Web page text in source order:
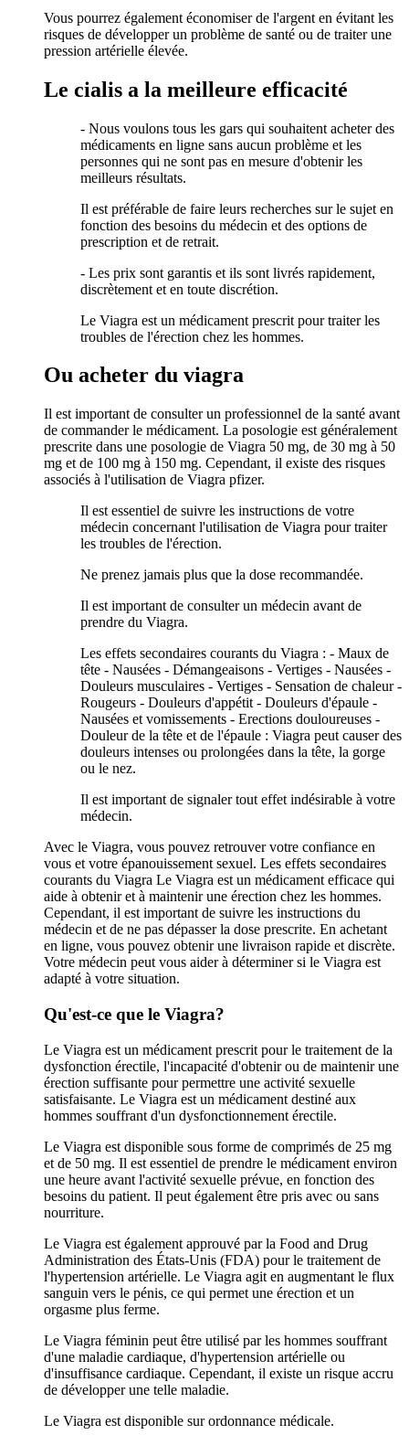
Vous pourrez également économiser de l'argent en évitant les
risques de développer un problème de santé ou de traiter une
pression artérielle élevée.
Le cialis a la meilleure efficacité
- Nous voulons tous les gars qui souhaitent acheter des
médicaments en ligne sans aucun problème et les
personnes qui ne sont pas en mesure d'obtenir les
meilleurs résultats.
Il est préférable de faire leurs recherches sur le sujet en
fonction des besoins du médecin et des options de
prescription et de retrait.
- Les prix sont garantis et ils sont livrés rapidement,
discrètement et en toute discrétion.
Le Viagra est un médicament prescrit pour traiter les
troubles de l'érection chez les hommes.
Ou acheter du viagra
Il est important de consulter un professionnel de la santé avant
de commander le médicament. La posologie est généralement
prescrite dans une posologie de Viagra 50 mg, de 30 mg à 50
mg et de 100 mg à 150 mg. Cependant, il existe des risques
associés à l'utilisation de Viagra pfizer.
Il est essentiel de suivre les instructions de votre
médecin concernant l'utilisation de Viagra pour traiter
les troubles de l'érection.
Ne prenez jamais plus que la dose recommandée.
Il est important de consulter un médecin avant de
prendre du Viagra.
Les effets secondaires courants du Viagra : - Maux de
tête - Nausées - Démangeaisons - Vertiges - Nausées -
Douleurs musculaires - Vertiges - Sensation de chaleur -
Rougeurs - Douleurs d'appétit - Douleurs d'épaule -
Nausées et vomissements - Erections douloureuses -
Douleur de la tête et de l'épaule : Viagra peut causer des
douleurs intenses ou prolongées dans la tête, la gorge
ou le nez.
Il est important de signaler tout effet indésirable à votre
médecin.
Avec le Viagra, vous pouvez retrouver votre confiance en
vous et votre épanouissement sexuel. Les effets secondaires
courants du Viagra Le Viagra est un médicament efficace qui
aide à obtenir et à maintenir une érection chez les hommes.
Cependant, il est important de suivre les instructions du
médecin et de ne pas dépasser la dose prescrite. En achetant
en ligne, vous pouvez obtenir une livraison rapide et discrète.
Votre médecin peut vous aider à déterminer si le Viagra est
adapté à votre situation.
Qu'est-ce que le Viagra?
Le Viagra est un médicament prescrit pour le traitement de la
dysfonction érectile, l'incapacité d'obtenir ou de maintenir une
érection suffisante pour permettre une activité sexuelle
satisfaisante. Le Viagra est un médicament destiné aux
hommes souffrant d'un dysfonctionnement érectile.
Le Viagra est disponible sous forme de comprimés de 25 mg
et de 50 mg. Il est essentiel de prendre le médicament environ
une heure avant l'activité sexuelle prévue, en fonction des
besoins du patient. Il peut également être pris avec ou sans
nourriture.
Le Viagra est également approuvé par la Food and Drug
Administration des États-Unis (FDA) pour le traitement de
l'hypertension artérielle. Le Viagra agit en augmentant le flux
sanguin vers le pénis, ce qui permet une érection et un
orgasme plus ferme.
Le Viagra féminin peut être utilisé par les hommes souffrant
d'une maladie cardiaque, d'hypertension artérielle ou
d'insuffisance cardiaque. Cependant, il existe un risque accru
de développer une telle maladie.
Le Viagra est disponible sur ordonnance médicale.